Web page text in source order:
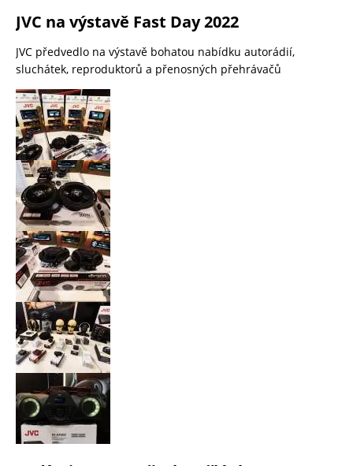
JVC na výstavě Fast Day 2022
JVC předvedlo na výstavě bohatou nabídku autorádií,
sluchátek, reproduktorů a přenosných přehrávačů